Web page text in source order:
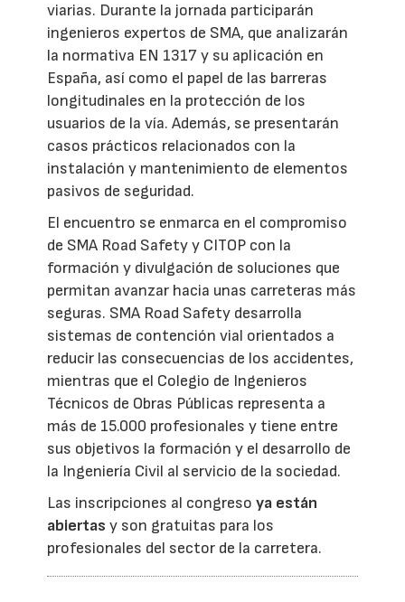
viarias. Durante la jornada participarán
ingenieros expertos de SMA, que analizarán
la normativa EN 1317 y su aplicación en
España, así como el papel de las barreras
longitudinales en la protección de los
usuarios de la vía. Además, se presentarán
casos prácticos relacionados con la
instalación y mantenimiento de elementos
pasivos de seguridad.
El encuentro se enmarca en el compromiso
de SMA Road Safety y CITOP con la
formación y divulgación de soluciones que
permitan avanzar hacia unas carreteras más
seguras. SMA Road Safety desarrolla
sistemas de contención vial orientados a
reducir las consecuencias de los accidentes,
mientras que el Colegio de Ingenieros
Técnicos de Obras Públicas representa a
más de 15.000 profesionales y tiene entre
sus objetivos la formación y el desarrollo de
la Ingeniería Civil al servicio de la sociedad.
Las inscripciones al congresoya están
abiertas y son gratuitas para los
profesionales del sector de la carretera.